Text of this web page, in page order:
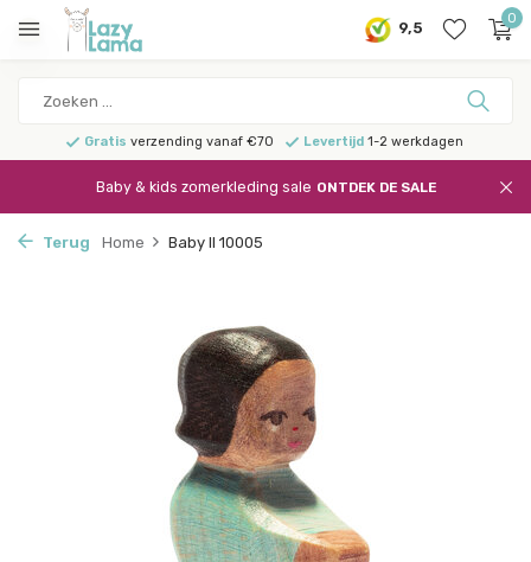
9,5
0
Gratis verzending vanaf €70 Levertijd1-2 werkdagen
Baby & kids zomerkleding sale ONTDEK DE SALE
Terug Home Baby II 10005